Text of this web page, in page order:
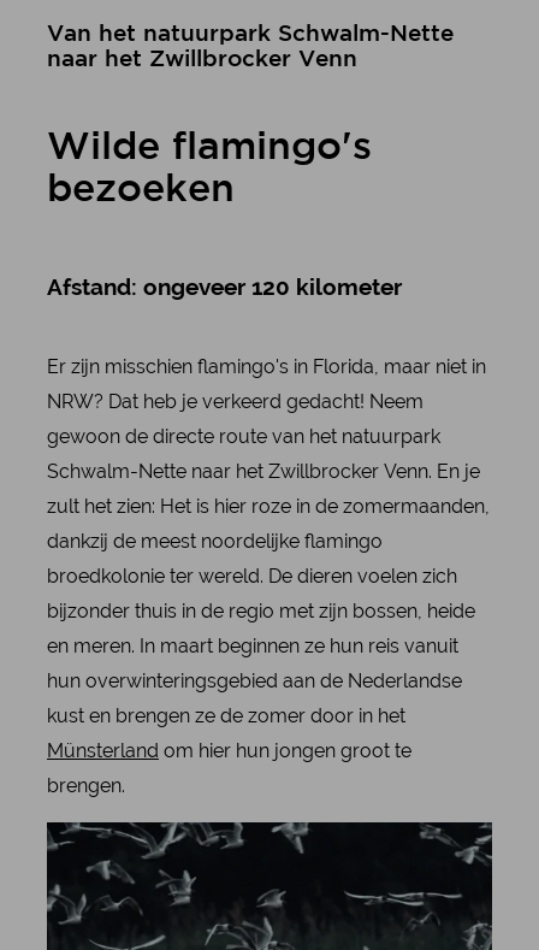
Van het natuurpark Schwalm-Nette
naar het Zwillbrocker Venn
Wilde flamingo's
bezoeken
Afstand: ongeveer 120 kilometer
Er zijn misschien flamingo's in Florida, maar niet in
NRW? Dat heb je verkeerd gedacht! Neem
gewoon de directe route van het natuurpark
Schwalm-Nette naar het Zwillbrocker Venn. En je
zult het zien: Het is hier roze in de zomermaanden,
dankzij de meest noordelijke flamingo
broedkolonie ter wereld. De dieren voelen zich
bijzonder thuis in de regio met zijn bossen, heide
en meren. In maart beginnen ze hun reis vanuit
hun overwinteringsgebied aan de Nederlandse
kust en brengen ze de zomer door in het
Münsterland om hier hun jongen groot te
brengen.